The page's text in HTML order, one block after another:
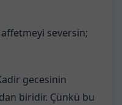
affetmeyi seversin;
gecesinin
biridir. Çünkü bu